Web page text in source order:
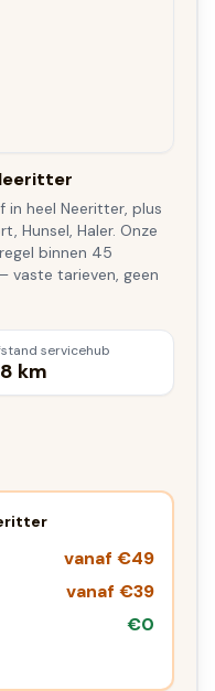
in heel Neeritter, plus
Hunsel, Haler. Onze
binnen 45
vaste tarieven, geen
servicehub
km
vanaf €49
vanaf €39
€0